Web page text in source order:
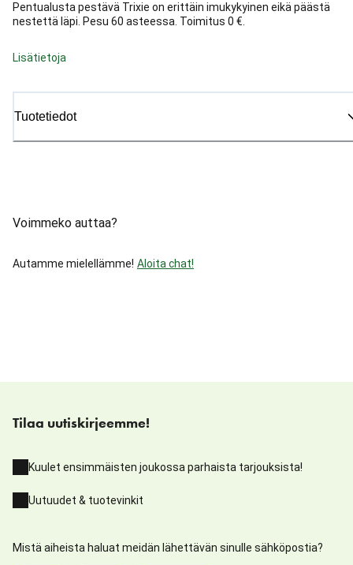
Pentualusta pestävä Trixie on erittäin imukykyinen eikä päästä
nestettä läpi. Pesu 60 asteessa. Toimitus 0 €.
Lisätietoja
Tuotetiedot
Voimmeko auttaa?
Autamme mielellämme! Aloita chat!
Tilaa uutiskirjeemme!
Kuulet ensimmäisten joukossa parhaista tarjouksista!
Uutuudet & tuotevinkit
Mistä aiheista haluat meidän lähettävän sinulle sähköpostia?